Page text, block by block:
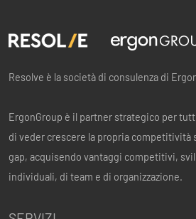
Resolve è la società di consulenza di
ErgonGroup è il partner strategico per
di veder crescere la propria competitività
gap, acquisendo vantaggi competitivi,
individuali, di team e di organizzazione.